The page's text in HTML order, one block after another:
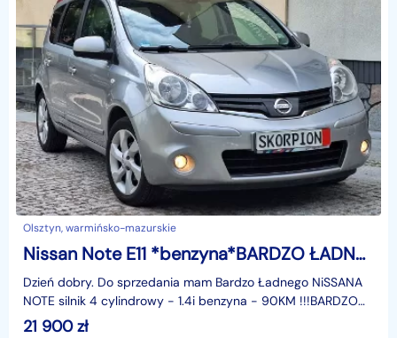
Olsztyn, warmińsko-mazurskie
Nissan Note E11 *benzyna*BARDZO ŁADNY*z NiEMiEC*PARKtronik*KLiMAtronik*KOMPuter*
Dzień dobry. Do sprzedania mam Bardzo Ładnego NiSSANA
NOTE silnik 4 cylindrowy - 1.4i benzyna - 90KM !!!BARDZO
ŁADNY, ZADBANY, NIE POTRZEBUJE WKŁADU FINANSOWEG
21 900zł